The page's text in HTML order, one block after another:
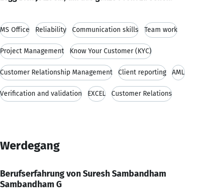
MS Office Reliability Communication skills Team work
Project Management Know Your Customer (KYC)
Customer Relationship Management Client reporting AML
Verification and validation EXCEL Customer Relations
Werdegang
Berufserfahrung von Suresh Sambandham
Sambandham G